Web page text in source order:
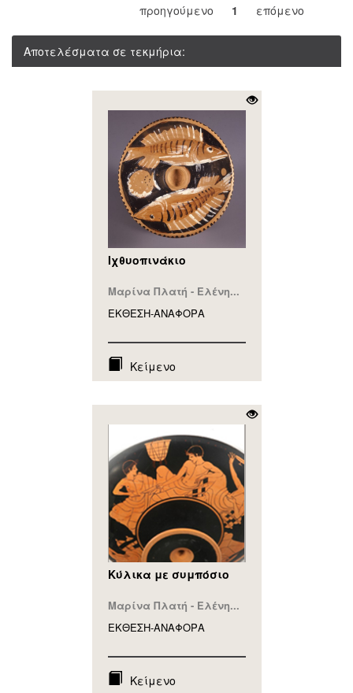
προηγούμενο 1 επόμενο
Αποτελέσματα σε τεκμήρια:
Ιχθυοπινάκιο
Μαρίνα Πλατή - Ελένη...
ΕΚΘΕΣΗ-ΑΝΑΦΟΡA
Κείμενο
Κύλικα με συμπόσιο
Μαρίνα Πλατή - Ελένη...
ΕΚΘΕΣΗ-ΑΝΑΦΟΡA
Κείμενο